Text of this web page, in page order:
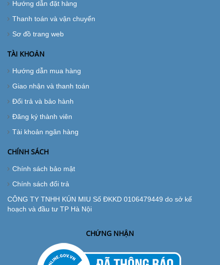
Hướng dẫn đặt hàng
Thanh toán và vận chuyển
Sơ đồ trang web
TÀI KHOẢN
Hướng dẫn mua hàng
Giao nhận và thanh toán
Đổi trả và bảo hành
Đăng ký thành viên
Tài khoản ngân hàng
CHÍNH SÁCH
Chính sách bảo mật
Chính sách đổi trả
CÔNG TY TNHH KÚN MIU Số ĐKKD 0106479449 do sở kế
hoạch và đầu tư TP Hà Nội
CHỨNG NHẬN